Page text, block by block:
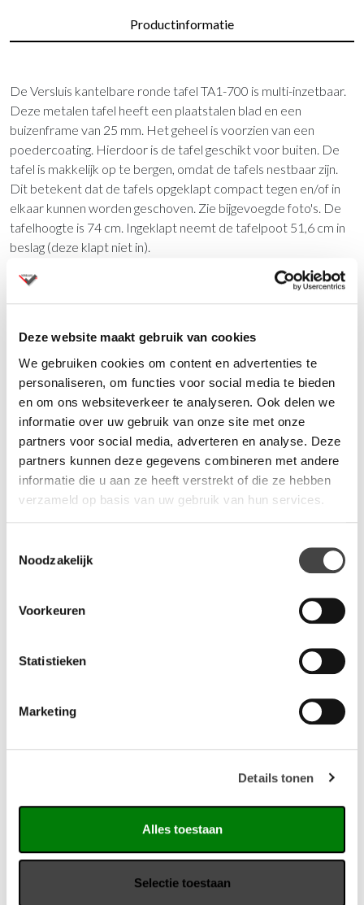
Deze website maakt gebruik van cookies
We gebruiken cookies om content en advertenties te
personaliseren, om functies voor social media te bieden
en om ons websiteverkeer te analyseren. Ook delen we
informatie over uw gebruik van onze site met onze
partners voor social media, adverteren en analyse. Deze
partners kunnen deze gegevens combineren met andere
informatie die u aan ze heeft verstrekt of die ze hebben
verzameld op basis van uw gebruik van hun services.
Noodzakelijk
Voorkeuren
Statistieken
Marketing
Details tonen
Alles toestaan
Selectie toestaan
Productinformatie
De Versluis kantelbare ronde tafel TA1-700 is multi-inzetbaar.
Deze metalen tafel heeft een plaatstalen blad en een
buizenframe van 25 mm. Het geheel is voorzien van een
poedercoating. Hierdoor is de tafel geschikt voor buiten. De
tafel is makkelijk op te bergen, omdat de tafels nestbaar zijn.
Dit betekent dat de tafels opgeklapt compact tegen en/of in
elkaar kunnen worden geschoven. Zie bijgevoegde foto's. De
tafelhoogte is 74 cm. Ingeklapt neemt de tafelpoot 51,6 cm in
beslag (deze klapt niet in).
Ronde tafel TA1-700 voor iedere
ruimte
De ronde tafel wordt vaak ingezet in zalen,
presentatieruimtes, horeca gelegenheden, scholen, aula's,
ontmoetingsruimtes. De tafel leent zich goed voor flexibele
opstellingen, want de tafel laat zich makkelijk opbergen. Het
draaibare blad kan verticaal worden geklapt. De tafel neemt
dan weinig ruimte in beslag. De tafel is leverbaar in een
bladdiameter van 60 of 70 cm.
Gerelateerde producten